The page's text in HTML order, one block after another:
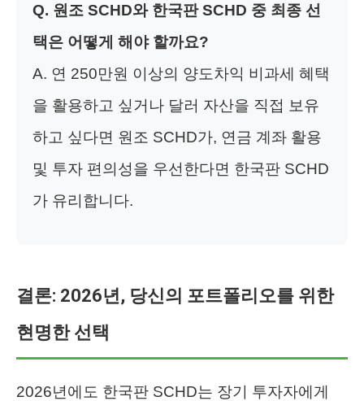
Q. 원조 SCHD와 한국판 SCHD 중 최종 선
택은 어떻게 해야 할까요?
A. 연 250만원 이상의 양도차익 비과세 혜택
을 활용하고 싶거나 달러 자산을 직접 보유
하고 싶다면 원조 SCHD가, 연금 계좌 활용
및 투자 편의성을 우선한다면 한국판 SCHD
가 유리합니다.
결론: 2026년, 당신의 포트폴리오를 위한
현명한 선택
2026년에도 한국판 SCHD는 장기 투자자에게